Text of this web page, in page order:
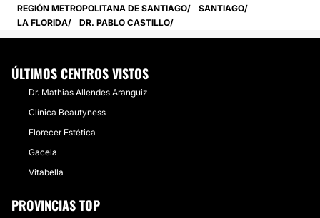
REGIÓN METROPOLITANA DE SANTIAGO
SANTIAGO
LA FLORIDA
DR. PABLO CASTILLO
ÚLTIMOS CENTROS VISTOS
Dr. Mathias Allendes Aranguiz
Clínica Beautyness
Florecer Estética
Gacela
Vitabella
PROVINCIAS TOP